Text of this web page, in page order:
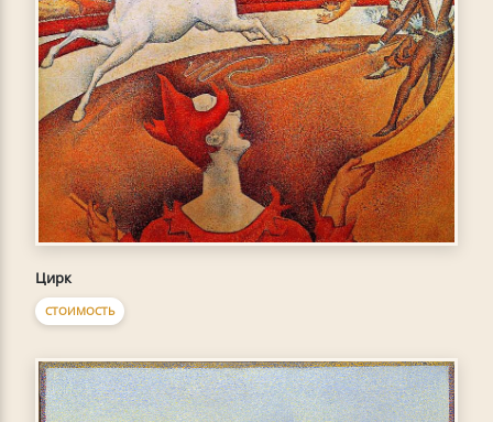
Цирк
СТОИМОСТЬ